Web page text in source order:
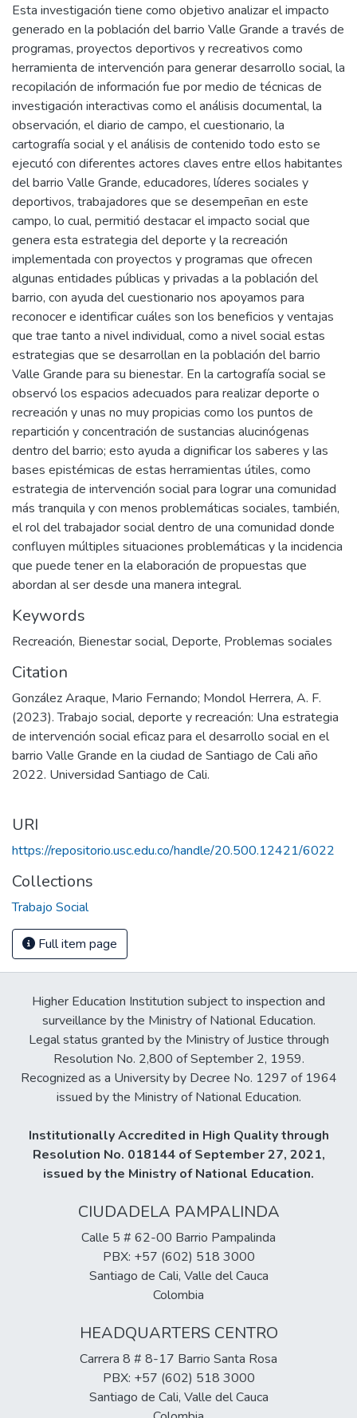
Esta investigación tiene como objetivo analizar el impacto
generado en la población del barrio Valle Grande a través de
programas, proyectos deportivos y recreativos como
herramienta de intervención para generar desarrollo social, la
recopilación de información fue por medio de técnicas de
investigación interactivas como el análisis documental, la
observación, el diario de campo, el cuestionario, la
cartografía social y el análisis de contenido todo esto se
ejecutó con diferentes actores claves entre ellos habitantes
del barrio Valle Grande, educadores, líderes sociales y
deportivos, trabajadores que se desempeñan en este
campo, lo cual, permitió destacar el impacto social que
genera esta estrategia del deporte y la recreación
implementada con proyectos y programas que ofrecen
algunas entidades públicas y privadas a la población del
barrio, con ayuda del cuestionario nos apoyamos para
reconocer e identificar cuáles son los beneficios y ventajas
que trae tanto a nivel individual, como a nivel social estas
estrategias que se desarrollan en la población del barrio
Valle Grande para su bienestar. En la cartografía social se
observó los espacios adecuados para realizar deporte o
recreación y unas no muy propicias como los puntos de
repartición y concentración de sustancias alucinógenas
dentro del barrio; esto ayuda a dignificar los saberes y las
bases epistémicas de estas herramientas útiles, como
estrategia de intervención social para lograr una comunidad
más tranquila y con menos problemáticas sociales, también,
el rol del trabajador social dentro de una comunidad donde
confluyen múltiples situaciones problemáticas y la incidencia
que puede tener en la elaboración de propuestas que
abordan al ser desde una manera integral.
Keywords
Recreación, Bienestar social, Deporte, Problemas sociales
Citation
González Araque, Mario Fernando; Mondol Herrera, A. F.
(2023). Trabajo social, deporte y recreación: Una estrategia
de intervención social eficaz para el desarrollo social en el
barrio Valle Grande en la ciudad de Santiago de Cali año
2022. Universidad Santiago de Cali.
URI
https://repositorio.usc.edu.co/handle/20.500.12421/6022
Collections
Trabajo Social
Full item page
Higher Education Institution subject to inspection and
surveillance by the Ministry of National Education.
Legal status granted by the Ministry of Justice through
Resolution No. 2,800 of September 2, 1959.
Recognized as a University by Decree No. 1297 of 1964
issued by the Ministry of National Education.
Institutionally Accredited in High Quality through
Resolution No. 018144 of September 27, 2021,
issued by the Ministry of National Education.
CIUDADELA PAMPALINDA
Calle 5 # 62-00 Barrio Pampalinda
PBX: +57 (602) 518 3000
Santiago de Cali, Valle del Cauca
Colombia
HEADQUARTERS CENTRO
Carrera 8 # 8-17 Barrio Santa Rosa
PBX: +57 (602) 518 3000
Santiago de Cali, Valle del Cauca